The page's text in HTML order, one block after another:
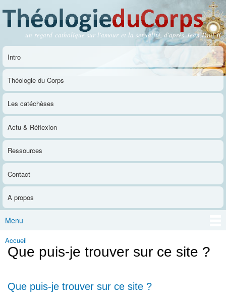
contenu
principal
Théologie du Corps
un regard catholique sur l'amour et la sexualité, d'après Jean-Paul II
Menu principal
Intro
Théologie du Corps
Les catéchèses
Actu & Réflexion
Ressources
Contact
A propos
Menu
Vous êtes ici
Accueil
Que puis-je trouver sur ce site ?
Que puis-je trouver sur ce site ?